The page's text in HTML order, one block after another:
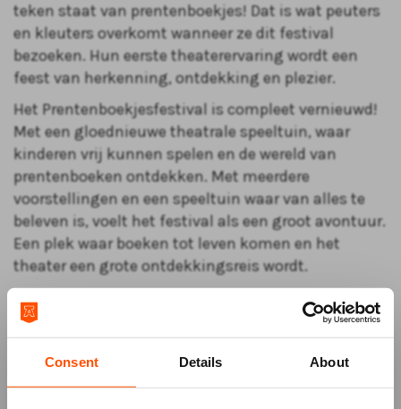
Consent Details About
teken staat van prentenboekjes! Dat is wat peuters
en kleuters overkomt wanneer ze dit festival
bezoeken. Hun eerste theaterervaring wordt een
feest van herkenning, ontdekking en plezier.
Het Prentenboekjesfestival is compleet vernieuwd!
Met een gloednieuwe theatrale speeltuin, waar
kinderen vrij kunnen spelen en de wereld van
prentenboeken ontdekken. Met meerdere
voorstellingen en een speeltuin waar van alles te
beleven is, voelt het festival als een groot avontuur.
Een plek waar boeken tot leven komen en het
theater een grote ontdekkingsreis wordt.
Over de voorstelling
De hilarische klassieker
Over een kleine mol die wil
weten wie er op zijn kop gepoept heeft(2+) is een
fysieke bijna woordeloze voorstelling voor de
allerkleinsten. Mol komt boven om te kijken of de